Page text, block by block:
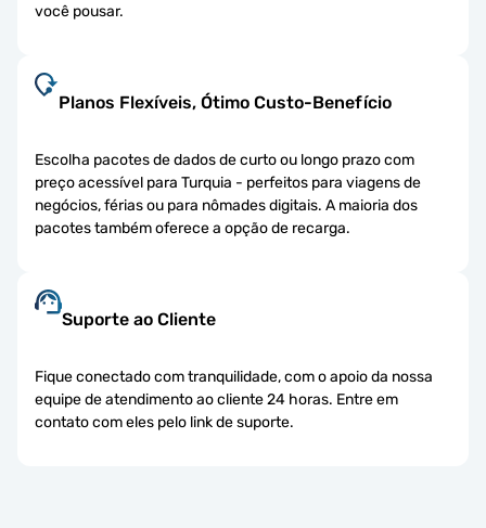
você pousar.
Planos Flexíveis, Ótimo Custo-Benefício
Escolha pacotes de dados de curto ou longo prazo com
preço acessível para Turquia - perfeitos para viagens de
negócios, férias ou para nômades digitais. A maioria dos
pacotes também oferece a opção de recarga.
Suporte ao Cliente
Fique conectado com tranquilidade, com o apoio da nossa
equipe de atendimento ao cliente 24 horas. Entre em
contato com eles pelo link de suporte.